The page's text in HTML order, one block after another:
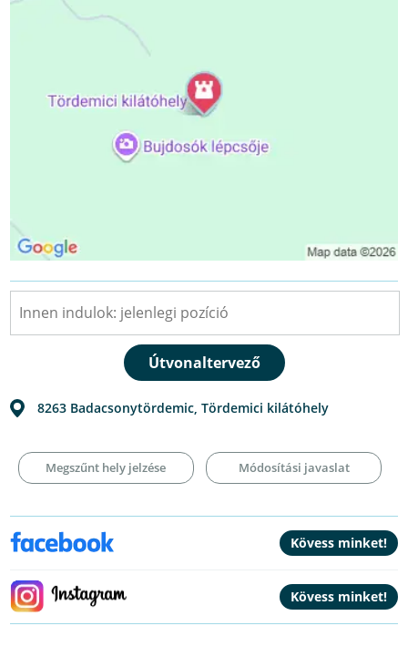
8263 Badacsonytördemic,Tördemici kilátóhely
Megszűnt hely jelzése Módosítási javaslat